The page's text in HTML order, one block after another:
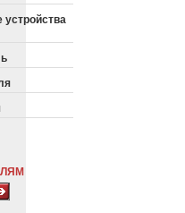
устройства